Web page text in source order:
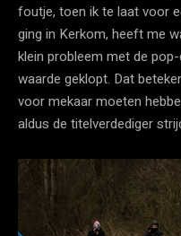
foutje, toen ik te laat voor
ging in Kerkom, heeft me
klein probleem met de
waarde geklopt. Dat
voor mekaar moeten
aldus de titelverdediger